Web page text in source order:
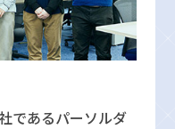
であるパーソルダ